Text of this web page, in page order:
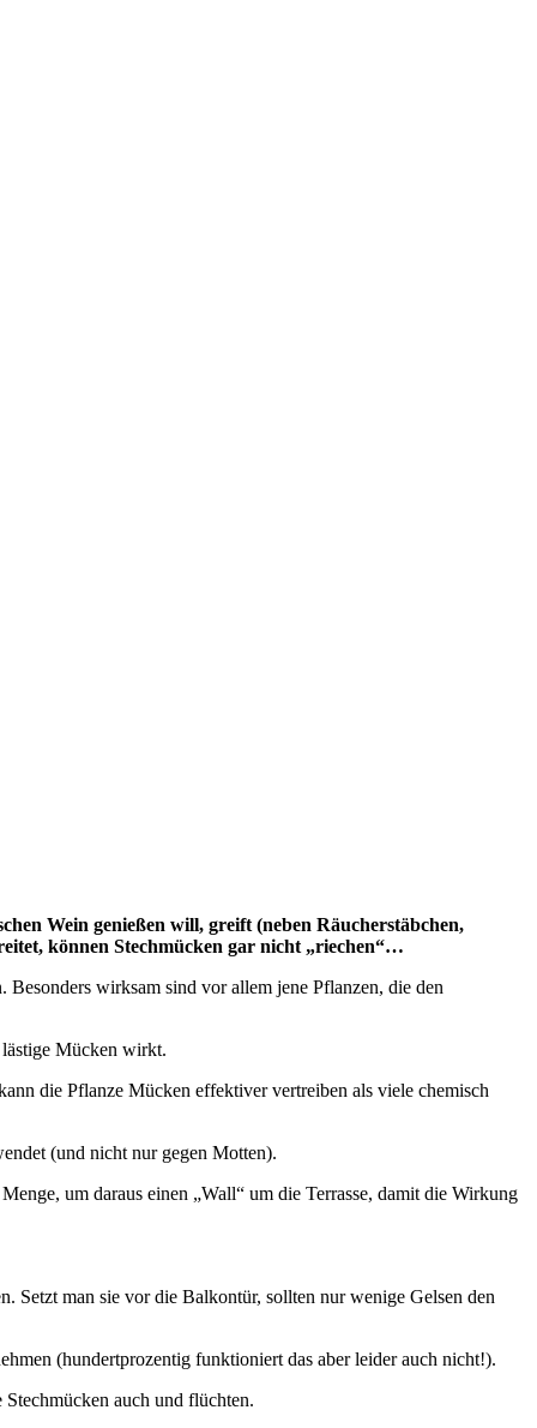
Wein genießen will, greift (neben Räucherstäbchen,
können Stechmücken gar nicht „riechen“…
wirksam sind vor allem jene Pflanzen, die den
Mücken wirkt.
die Pflanze Mücken effektiver vertreiben als viele chemisch
(und nicht nur gegen Motten).
um daraus einen „Wall“ um die Terrasse, damit die Wirkung
Setzt man sie vor die Balkontür, sollten nur wenige Gelsen den
(hundertprozentig funktioniert das aber leider auch nicht!).
auch und flüchten.